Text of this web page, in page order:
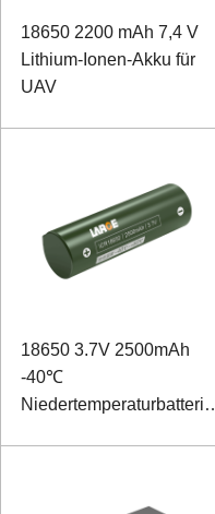
18650 2200 mAh 7,4 V
Lithium-Ionen-Akku für
UAV
18650 3.7V 2500mAh
-40℃
Niedertemperaturbatterie